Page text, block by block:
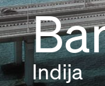
Indija